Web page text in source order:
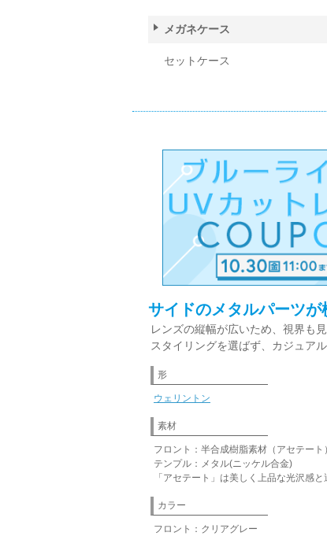
メガネケース
セットケース
サイドのメタルパーツ
レンズの縦幅が広いため、視界も
スタイリングを選ばず、カジュア
形
ウェリントン
素材
フロント：半合成樹脂素材（アセテート）
テンプル：メタル(ニッケル合金)
「アセテート」は美しく上品な光沢感
カラー
フロント：クリアグレー